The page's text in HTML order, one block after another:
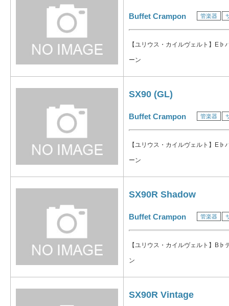
Buffet Crampon 管楽器
【ユリウス・カイルヴェルト】E♭
ーン
SX90 (GL)
Buffet Crampon 管楽器
【ユリウス・カイルヴェルト】E♭
ーン
SX90R Shadow
Buffet Crampon 管楽器
【ユリウス・カイルヴェルト】B♭
ン
SX90R Vintage